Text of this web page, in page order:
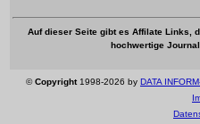
Auf dieser Seite gibt es Affilate Links,
hochwertige
©Copyright1998-2026 by DATA